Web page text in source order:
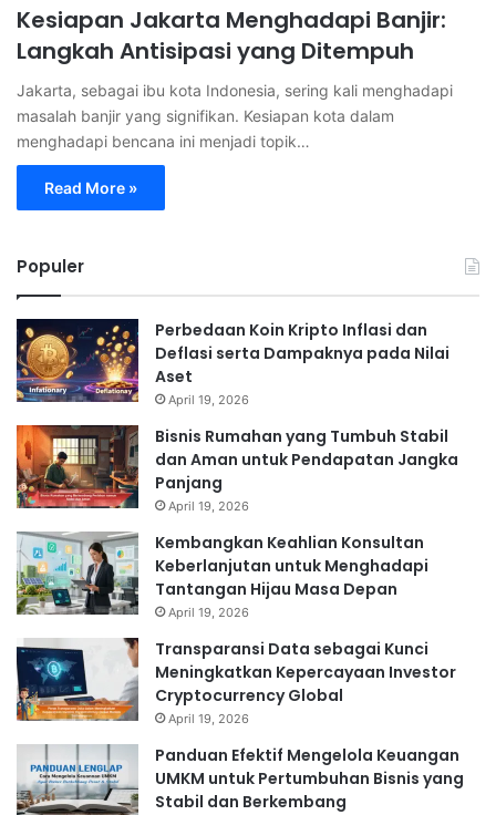
Kesiapan Jakarta Menghadapi Banjir:
Langkah Antisipasi yang Ditempuh
Jakarta, sebagai ibu kota Indonesia, sering kali menghadapi
masalah banjir yang signifikan. Kesiapan kota dalam
menghadapi bencana ini menjadi topik…
Read More »
Populer
Perbedaan Koin Kripto Inflasi dan
Deflasi serta Dampaknya pada Nilai
Aset
April 19, 2026
Bisnis Rumahan yang Tumbuh Stabil
dan Aman untuk Pendapatan Jangka
Panjang
April 19, 2026
Kembangkan Keahlian Konsultan
Keberlanjutan untuk Menghadapi
Tantangan Hijau Masa Depan
April 19, 2026
Transparansi Data sebagai Kunci
Meningkatkan Kepercayaan Investor
Cryptocurrency Global
April 19, 2026
Panduan Efektif Mengelola Keuangan
UMKM untuk Pertumbuhan Bisnis yang
Stabil dan Berkembang